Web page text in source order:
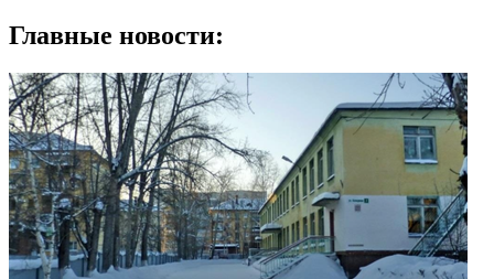
Главные новости: